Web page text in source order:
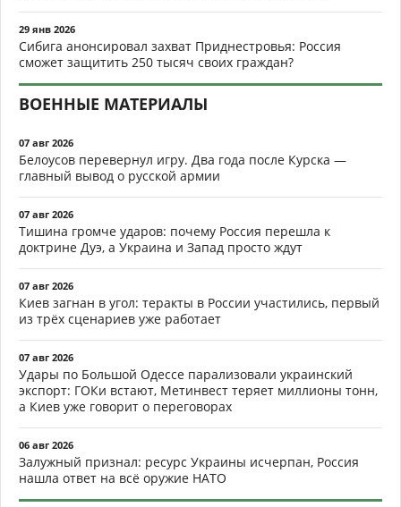
29 янв 2026
Сибига анонсировал захват Приднестровья: Россия
сможет защитить 250 тысяч своих граждан?
ВОЕННЫЕ МАТЕРИАЛЫ
07 авг 2026
Белоусов перевернул игру. Два года после Курска —
главный вывод о русской армии
07 авг 2026
Тишина громче ударов: почему Россия перешла к
доктрине Дуэ, а Украина и Запад просто ждут
07 авг 2026
Киев загнан в угол: теракты в России участились, первый
из трёх сценариев уже работает
07 авг 2026
Удары по Большой Одессе парализовали украинский
экспорт: ГОКи встают, Метинвест теряет миллионы тонн,
а Киев уже говорит о переговорах
06 авг 2026
Залужный признал: ресурс Украины исчерпан, Россия
нашла ответ на всё оружие НАТО